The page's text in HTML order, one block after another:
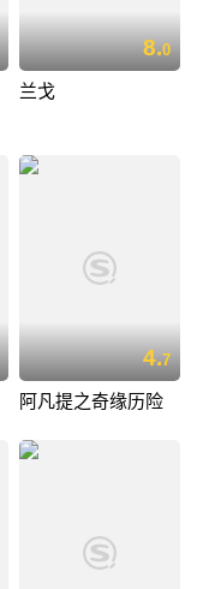
8.0
兰戈
4.7
阿凡提之奇缘历险